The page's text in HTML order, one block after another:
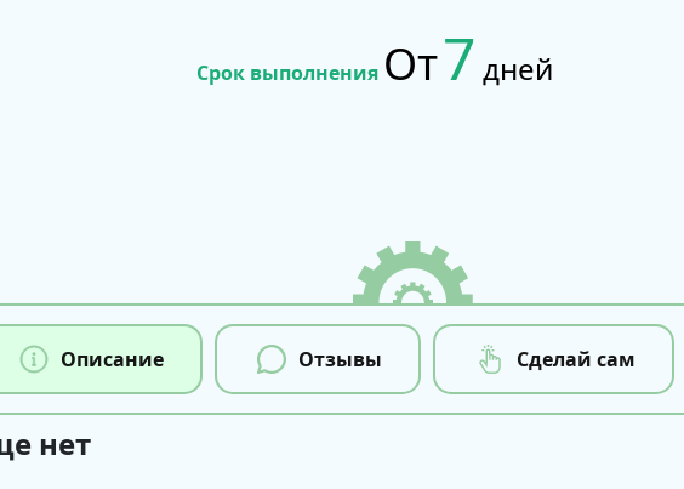
Срок выполнения От7 дней
Описание Отзывы Сделай сам
нет